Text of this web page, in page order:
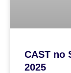
CAST no
2025